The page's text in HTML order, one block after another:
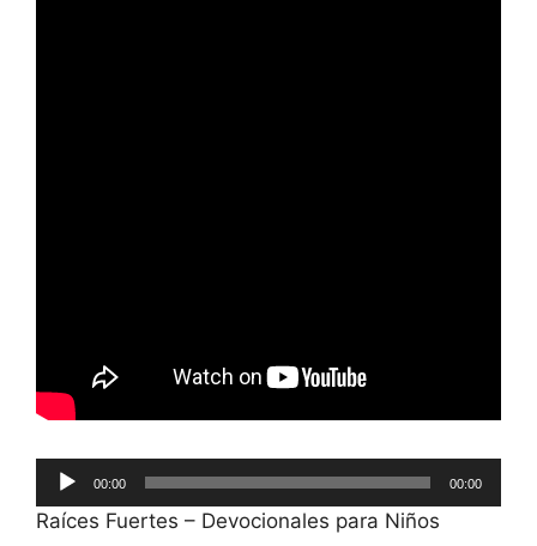
Reproductor
de
audio
00:00 00:00
Raíces Fuertes – Devocionales para Niños